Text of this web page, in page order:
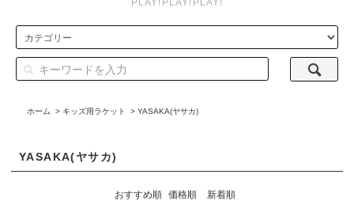
PLAY!PLAY!PLAY!
ホーム > キッズ用ラケット > YASAKA(ヤサカ)
YASAKA(ヤサカ)
おすすめ順 価格順 新着順